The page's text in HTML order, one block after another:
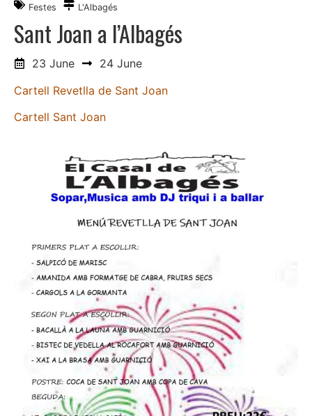
Festes L'Albagés
Sant Joan a l’Albagés
23 June
24 June
Cartell Revetlla de Sant Joan
Cartell Sant Joan